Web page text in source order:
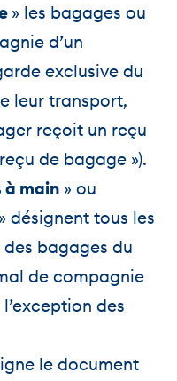
» les bagages ou
d’un
exclusive du
leur transport,
reçoit un reçu
de bagage »).
à main» ou
désignent tous les
bagages du
de compagnie
des
le document